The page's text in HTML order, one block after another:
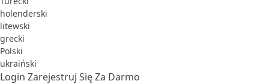
holenderski
litewski
grecki
Polski
ukraiński
Login Zarejestruj Się Za Darmo